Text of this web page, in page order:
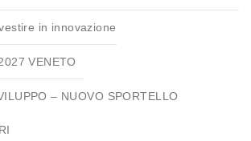
in innovazione
VENETO
– NUOVO SPORTELLO